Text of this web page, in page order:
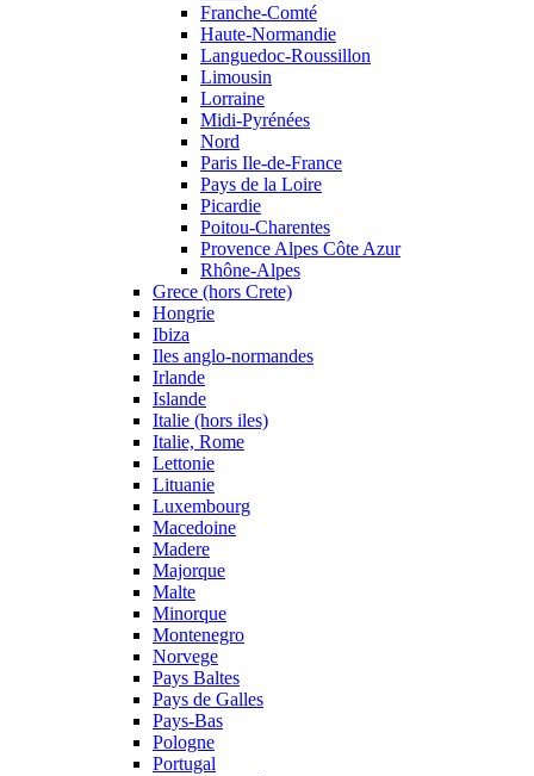
Franche-Comté
Haute-Normandie
Languedoc-Roussillon
Limousin
Lorraine
Midi-Pyrénées
Nord
Paris Ile-de-France
Pays de la Loire
Picardie
Poitou-Charentes
Provence Alpes Côte Azur
Rhône-Alpes
Grece (hors Crete)
Hongrie
Ibiza
Iles anglo-normandes
Irlande
Islande
Italie (hors iles)
Italie, Rome
Lettonie
Lituanie
Luxembourg
Macedoine
Madere
Majorque
Malte
Minorque
Montenegro
Norvege
Pays Baltes
Pays de Galles
Pays-Bas
Pologne
Portugal